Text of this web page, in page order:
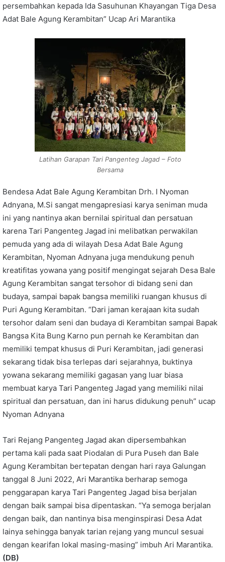
persembahkan kepada Ida Sasuhunan Khayangan Tiga Desa
Adat Bale Agung Kerambitan” Ucap Ari Marantika
Latihan Garapan Tari Pangenteg Jagad – Foto
Bersama
Bendesa Adat Bale Agung Kerambitan Drh. I Nyoman
Adnyana, M.Si sangat mengapresiasi karya seniman muda
ini yang nantinya akan bernilai spiritual dan persatuan
karena Tari Pangenteg Jagad ini melibatkan perwakilan
pemuda yang ada di wilayah Desa Adat Bale Agung
Kerambitan, Nyoman Adnyana juga mendukung penuh
kreatifitas yowana yang positif mengingat sejarah Desa Bale
Agung Kerambitan sangat tersohor di bidang seni dan
budaya, sampai bapak bangsa memiliki ruangan khusus di
Puri Agung Kerambitan. “Dari jaman kerajaan kita sudah
tersohor dalam seni dan budaya di Kerambitan sampai Bapak
Bangsa Kita Bung Karno pun pernah ke Kerambitan dan
memiliki tempat khusus di Puri Kerambitan, jadi generasi
sekarang tidak bisa terlepas dari sejarahnya, buktinya
yowana sekarang memiliki gagasan yang luar biasa
membuat karya Tari Pangenteg Jagad yang memiliki nilai
spiritual dan persatuan, dan ini harus didukung penuh” ucap
Nyoman Adnyana
Tari Rejang Pangenteg Jagad akan dipersembahkan
pertama kali pada saat Piodalan di Pura Puseh dan Bale
Agung Kerambitan bertepatan dengan hari raya Galungan
tanggal 8 Juni 2022, Ari Marantika berharap semoga
penggarapan karya Tari Pangenteg Jagad bisa berjalan
dengan baik sampai bisa dipentaskan. “Ya semoga berjalan
dengan baik, dan nantinya bisa menginspirasi Desa Adat
lainya sehingga banyak tarian rejang yang muncul sesuai
dengan kearifan lokal masing-masing” imbuh Ari Marantika.
(DB)